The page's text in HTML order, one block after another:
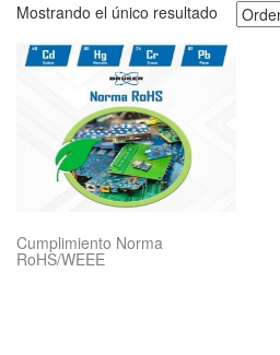
Mostrando el único resultado
Cumplimiento Norma
RoHS/WEEE